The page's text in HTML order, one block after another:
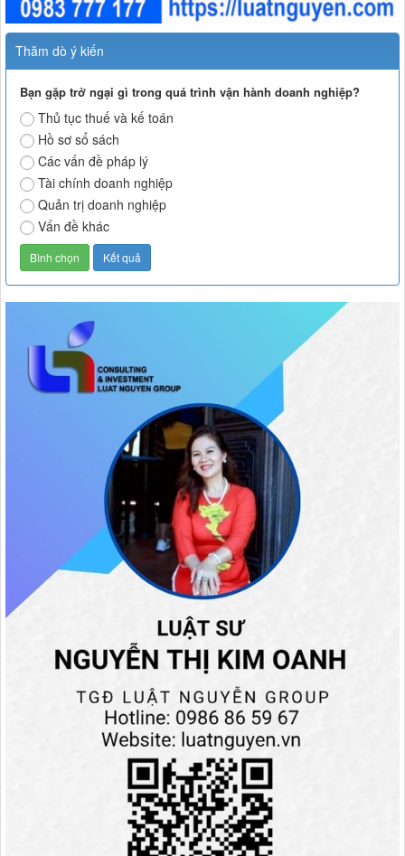
Thăm dò ý kiến
Bạn gặp trở ngại gì trong quá trình vận hành doanh nghiệp?
Thủ tục thuế và kế toán
Hồ sơ sổ sách
Các vấn đề pháp lý
Tài chính doanh nghiệp
Quản trị doanh nghiệp
Vấn đề khác